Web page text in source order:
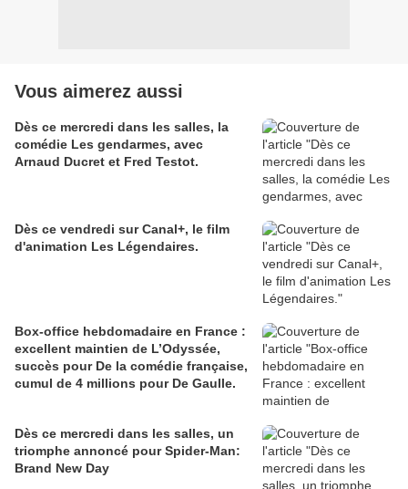
Vous aimerez aussi
Dès ce mercredi dans les salles, la
comédie Les gendarmes, avec
Arnaud Ducret et Fred Testot.
Dès ce vendredi sur Canal+, le film
d'animation Les Légendaires.
Box-office hebdomadaire en France :
excellent maintien de L’Odyssée,
succès pour De la comédie française,
cumul de 4 millions pour De Gaulle.
Dès ce mercredi dans les salles, un
triomphe annoncé pour Spider-Man:
Brand New Day